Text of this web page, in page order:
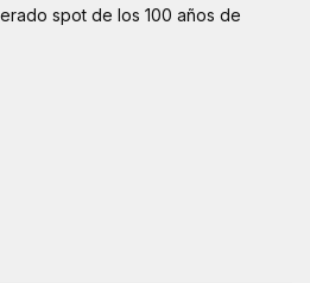
spot de los 100 años de